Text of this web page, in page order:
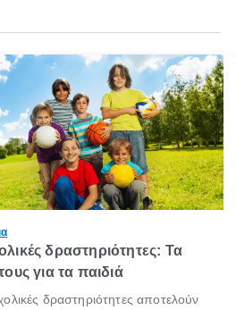
δραστηριότητες: Τα
για τα παιδιά
δραστηριότητες αποτελούν